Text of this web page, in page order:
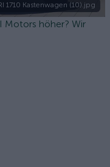
1710 Kastenwagen (10).jpg
Motors höher? Wir